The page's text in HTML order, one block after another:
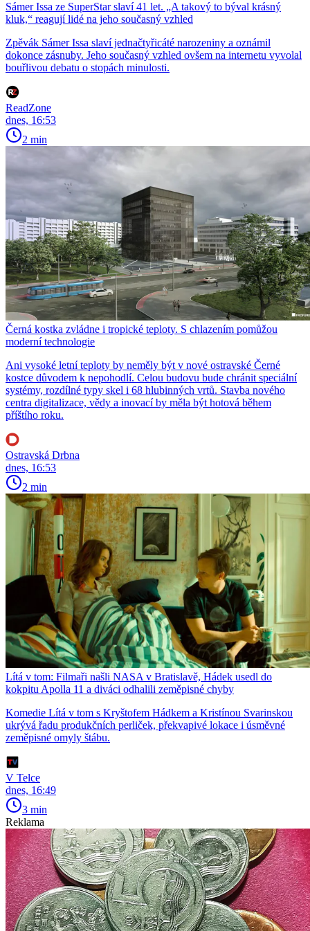
Sámer Issa ze SuperStar slaví 41 let. „A takový to býval krásný
kluk,“ reagují lidé na jeho současný vzhled
Zpěvák Sámer Issa slaví jednačtyřicáté narozeniny a oznámil
dokonce zásnuby. Jeho současný vzhled ovšem na internetu vyvolal
bouřlivou debatu o stopách minulosti.
ReadZone
dnes, 16:53
2 min
Černá kostka zvládne i tropické teploty. S chlazením pomůžou
moderní technologie
Ani vysoké letní teploty by neměly být v nové ostravské Černé
kostce důvodem k nepohodlí. Celou budovu bude chránit speciální
systémy, rozdílné typy skel i 68 hlubinných vrtů. Stavba nového
centra digitalizace, vědy a inovací by měla být hotová během
příštího roku.
Ostravská Drbna
dnes, 16:53
2 min
Lítá v tom: Filmaři našli NASA v Bratislavě, Hádek usedl do
kokpitu Apolla 11 a diváci odhalili zeměpisné chyby
Komedie Lítá v tom s Kryštofem Hádkem a Kristínou Svarinskou
ukrývá řadu produkčních perliček, překvapivé lokace i úsměvné
zeměpisné omyly štábu.
V Telce
dnes, 16:49
3 min
Reklama